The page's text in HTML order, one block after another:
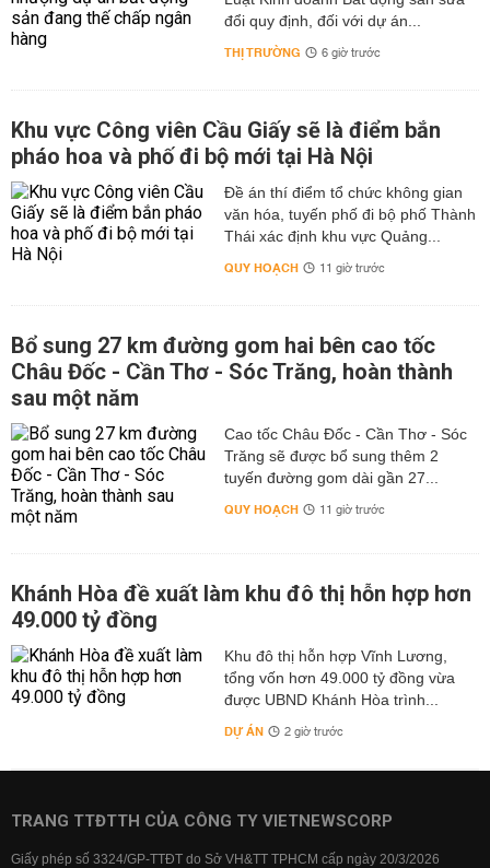
đổi quy định, đối với dự án...
THỊ TRƯỜNG 6 giờ trước
Khu vực Công viên Cầu Giấy sẽ là điểm bắn
pháo hoa và phố đi bộ mới tại Hà Nội
Đề án thí điểm tổ chức không gian
văn hóa, tuyến phố đi bộ phố Thành
Thái xác định khu vực Quảng...
QUY HOẠCH 11 giờ trước
Bổ sung 27 km đường gom hai bên cao tốc
Châu Đốc - Cần Thơ - Sóc Trăng, hoàn thành
sau một năm
Cao tốc Châu Đốc - Cần Thơ - Sóc
Trăng sẽ được bổ sung thêm 2
tuyến đường gom dài gần 27...
QUY HOẠCH 11 giờ trước
Khánh Hòa đề xuất làm khu đô thị hỗn hợp hơn
49.000 tỷ đồng
Khu đô thị hỗn hợp Vĩnh Lương,
tổng vốn hơn 49.000 tỷ đồng vừa
được UBND Khánh Hòa trình...
DỰ ÁN 2 giờ trước
TRANG TTĐTTH CỦA CÔNG TY VIETNEWSCORP
Giấy phép số 3324/GP-TTĐT do Sở VH&TT TPHCM cấp ngày 20/3/2026